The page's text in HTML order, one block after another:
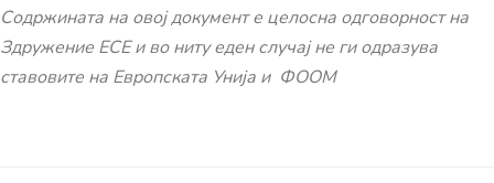
Содржината на овој документ е целосна одговорност на
Здружение ЕСЕ и во ниту еден случај не ги одразува
ставовите на Европската Унија и ФООМ